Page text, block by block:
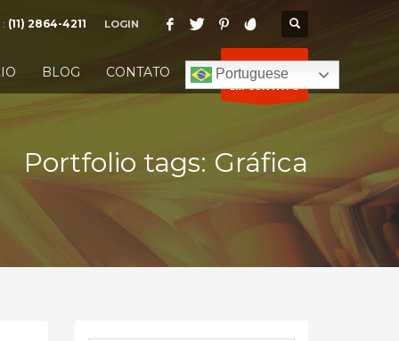
(11) 2864-4211 LOGIN
BLOG CONTATO Portuguese
ENTRE
EM CONTATO
Portfolio tags: Gráfica